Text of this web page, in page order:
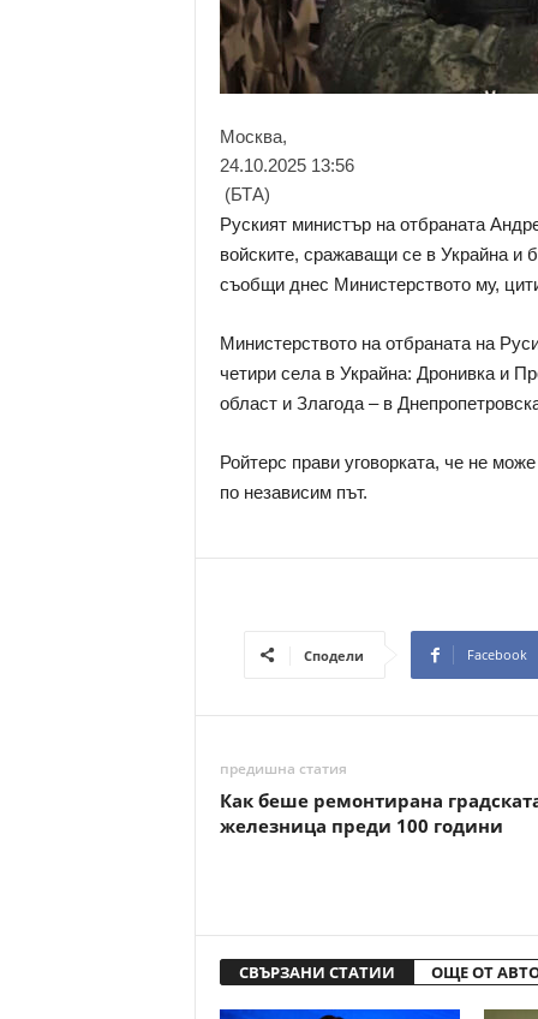
Москва,
24.10.2025 13:56
(БТА)
Руският министър на отбраната
войските, сражаващи се в Украйна и
съобщи днес Министерството му,
Министерството на отбраната на
четири села в Украйна: Дронивка и
област и Злагода – в
Ройтерс прави уговорката, че не
по независим път.
Сподели Facebook
предишна статия
Как беше ремонтирана
железница преди 100 години
СВЪРЗАНИ СТАТИИ ОЩЕ ОТ